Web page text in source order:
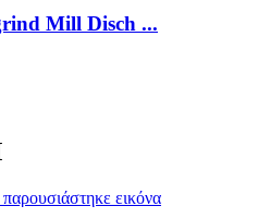
Mill Disch ...